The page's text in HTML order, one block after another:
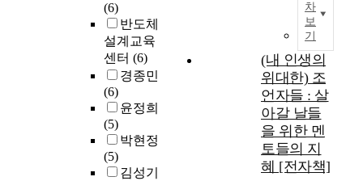
(6)
반도체
설계교육
센터 (6)
경종민
(6)
윤정희
(5)
박현정
(5)
김성기
차
보
기
(내 인생의
위대한) 조
언자들 : 살
아갈 날들
을 위한 멘
토들의 지
혜 [전자책]